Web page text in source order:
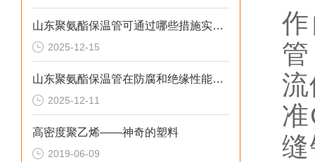
山东聚氨酯保温管可通过哪些措施实现快速施工
2025-12-15
山东聚氨酯保温管在防腐和绝缘性能方面表现优异
2025-12-11
高密度聚乙烯——神奇的塑料
2019-06-09